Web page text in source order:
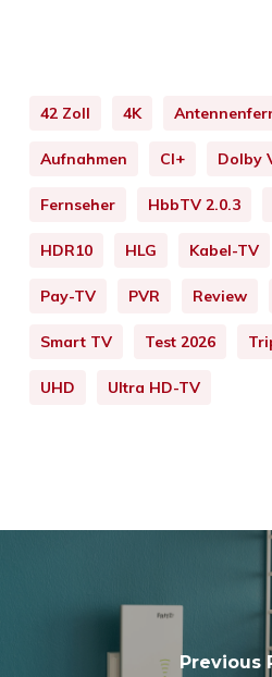
42 Zoll 4K
Aufnahmen CI+ Dolby
Fernseher HbbTV 2.0.3
HDR10 HLG Kabel-TV
Pay-TV PVR Review
Smart TV Test 2026
UHD Ultra HD-TV
Previous